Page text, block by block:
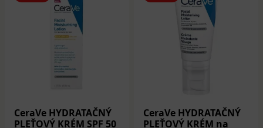
CeraVe HYDRATAČNÝ
PLEŤOVÝ KRÉM SPF 50
CeraVe HYDRATAČNÝ
PLEŤOVÝ KRÉM na